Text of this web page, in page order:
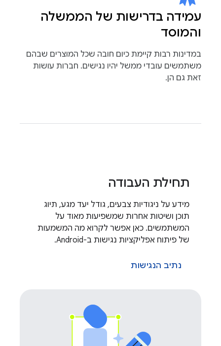
עמידה בדרישות של הממשלה
והמוסד
במדינות רבות קיימת כיום חובה שכל המוצרים שבהם
משתמשים עובדי ממשל יהיו נגישים. חברות עושות
זאת גם הן.
תחילת העבודה
מידע על ניגודיות צבעים, גודל יעד מגע, תיוג
תוכן ושיטות אחרות שמשפיעות מאוד על
המשתמשים. כאן אפשר לקרוא מה המשמעות
של פיתוח אפליקציות נגישות ב-Android.
נתיב הנגישות